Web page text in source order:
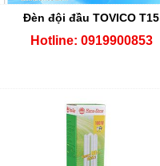
Đèn đội đầu TOVICO T15
Hotline: 0919900853